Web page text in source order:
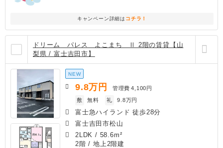
キャンペーン詳細は コチラ！
ドリーム パレス よこまち Ⅱ 2階の賃貸【山
梨県 / 富士吉田市】
NEW
9.8万円 管理費 4,100円
敷
無料 礼 9.8万円
富士急ハイランド 徒歩28分
富士吉田市松山
2LDK / 58.6m²
2階 / 地上2階建